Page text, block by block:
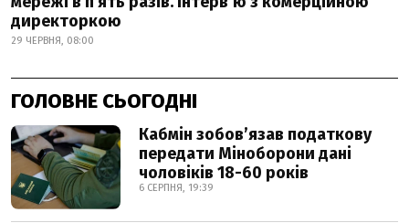
директоркою
29 ЧЕРВНЯ, 08:00
ГОЛОВНЕ СЬОГОДНІ
Кабмін зобовʼязав податкову
передати Міноборони дані
чоловіків 18-60 років
6 СЕРПНЯ, 19:39